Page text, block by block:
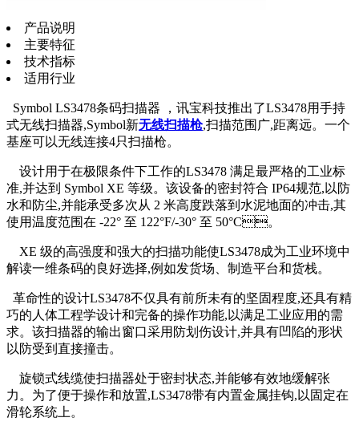
产品说明
主要特征
技术指标
适用行业
Symbol LS3478条码扫描器 ，讯宝科技推出了LS3478用手持
式无线扫描器,Symbol新无线扫描枪,扫描范围广,距离远。一个
基座可以无线连接4只扫描枪。
设计用于在极限条件下工作的LS3478 满足最严格的工业标
准,并达到 Symbol XE 等级。该设备的密封符合 IP64规范,以防
水和防尘,并能承受多次从 2 米高度跌落到水泥地面的冲击,其
使用温度范围在 -22° 至 122°F/-30° 至 50°C。
XE 级的高强度和强大的扫描功能使LS3478成为工业环境中
解读一维条码的良好选择,例如发货场、制造平台和货栈。
革命性的设计LS3478不仅具有前所未有的坚固程度,还具有精
巧的人体工程学设计和完备的操作功能,以满足工业应用的需
求。该扫描器的输出窗口采用防划伤设计,并具有凹陷的形状
以防受到直接撞击。
旋锁式线缆使扫描器处于密封状态,并能够有效地缓解张
力。为了便于操作和放置,LS3478带有内置金属挂钩,以固定在
滑轮系统上。